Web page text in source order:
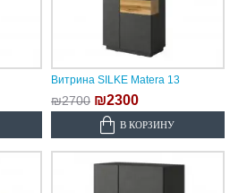
Витрина SILKE Matera 13
₪2700 ₪2300
В КОРЗИНУ